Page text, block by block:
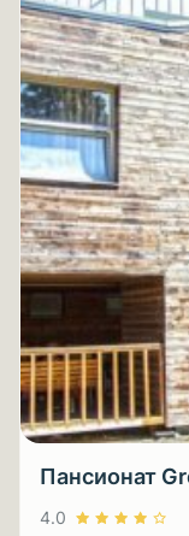
Пансионат
4.0